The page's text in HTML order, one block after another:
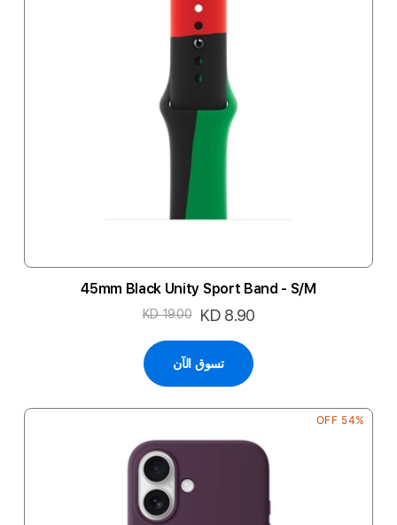
45mm Black Unity Sport Band - S/M
السعر
KD 8.90
KD 19.00
تسوق الآن
54% OFF